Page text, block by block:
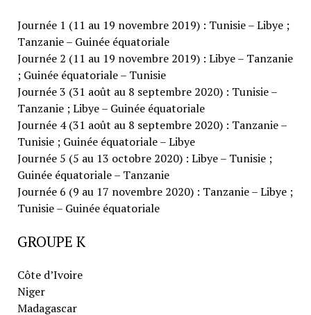
Journée 1 (11 au 19 novembre 2019) : Tunisie – Libye ;
Tanzanie – Guinée équatoriale
Journée 2 (11 au 19 novembre 2019) : Libye – Tanzanie
; Guinée équatoriale – Tunisie
Journée 3 (31 août au 8 septembre 2020) : Tunisie –
Tanzanie ; Libye – Guinée équatoriale
Journée 4 (31 août au 8 septembre 2020) : Tanzanie –
Tunisie ; Guinée équatoriale – Libye
Journée 5 (5 au 13 octobre 2020) : Libye – Tunisie ;
Guinée équatoriale – Tanzanie
Journée 6 (9 au 17 novembre 2020) : Tanzanie – Libye ;
Tunisie – Guinée équatoriale
GROUPE K
Côte d’Ivoire
Niger
Madagascar